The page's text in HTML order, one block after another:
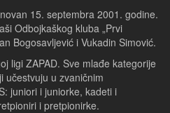
15. septembra 2001. godine.
Odbojkaškog kluba „Prvi
Bogosavljević i Vukadin Simović.
ligi ZAPAD. Sve mlađe kategorije
učestvuju u zvaničnim
juniori i juniorke, kadeti i
i pretpionirke.